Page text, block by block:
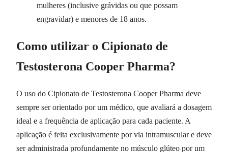
mulheres (inclusive grávidas ou que possam
engravidar) e menores de 18 anos.
Como utilizar o Cipionato de
Testosterona Cooper Pharma?
O uso do Cipionato de Testosterona Cooper Pharma deve
sempre ser orientado por um médico, que avaliará a dosagem
ideal e a frequência de aplicação para cada paciente. A
aplicação é feita exclusivamente por via intramuscular e deve
ser administrada profundamente no músculo glúteo por um